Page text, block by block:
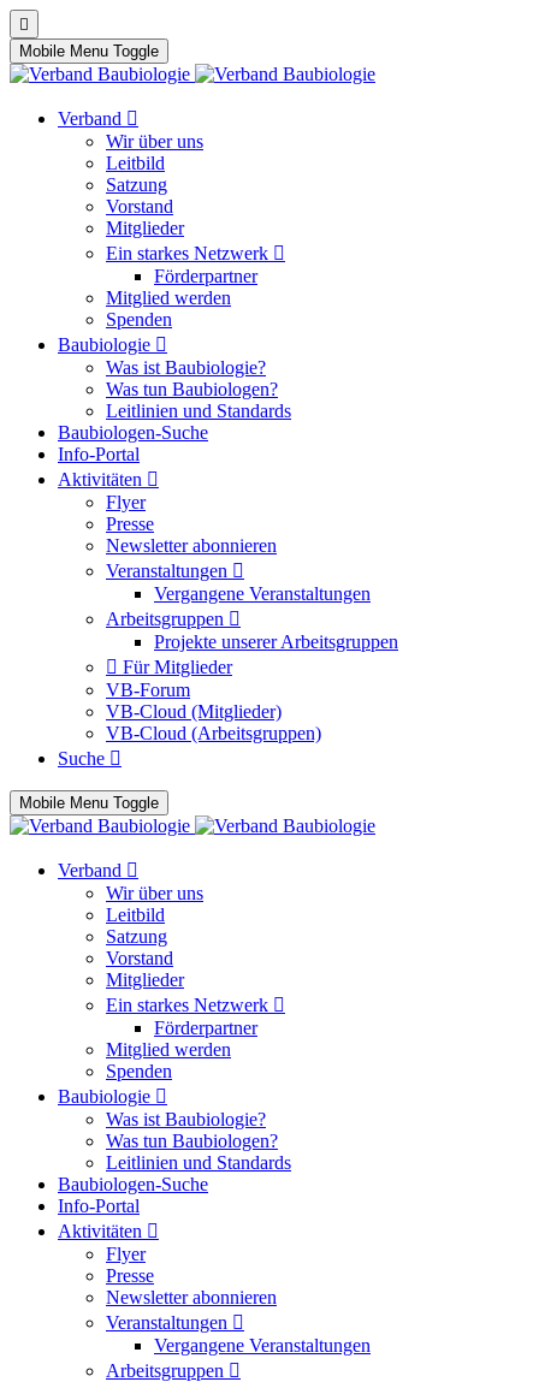
Mobile Menu Toggle
Verband
Wir über uns
Leitbild
Satzung
Vorstand
Mitglieder
Ein starkes Netzwerk
Förderpartner
Mitglied werden
Spenden
Baubiologie
Was ist Baubiologie?
Was tun Baubiologen?
Leitlinien und Standards
Baubiologen-Suche
Info-Portal
Aktivitäten
Flyer
Presse
Newsletter abonnieren
Veranstaltungen
Vergangene Veranstaltungen
Arbeitsgruppen
Projekte unserer Arbeitsgruppen
Für Mitglieder
VB-Forum
VB-Cloud (Mitglieder)
VB-Cloud (Arbeitsgruppen)
Suche
Mobile Menu Toggle
Verband
Wir über uns
Leitbild
Satzung
Vorstand
Mitglieder
Ein starkes Netzwerk
Förderpartner
Mitglied werden
Spenden
Baubiologie
Was ist Baubiologie?
Was tun Baubiologen?
Leitlinien und Standards
Baubiologen-Suche
Info-Portal
Aktivitäten
Flyer
Presse
Newsletter abonnieren
Veranstaltungen
Vergangene Veranstaltungen
Arbeitsgruppen